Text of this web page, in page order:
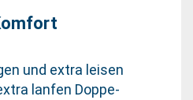
und extra leisen
lanfen Doppe-